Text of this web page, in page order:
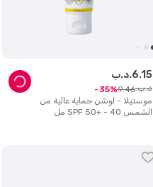
موستيلا - لوشن حماية عالية من
الشمس SPF 50+ - 40 مل
د.ب.6.15
د.ب. 9.46
35